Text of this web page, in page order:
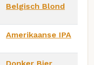
Belgisch Blond
Amerikaanse IPA